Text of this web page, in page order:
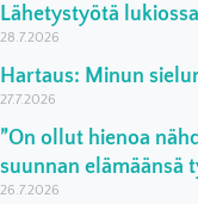
Lähetystyötä lukiossa
28.7.2026
Hartaus: Minun
27.7.2026
”On ollut hienoa
suunnan elämäänsä
26.7.2026